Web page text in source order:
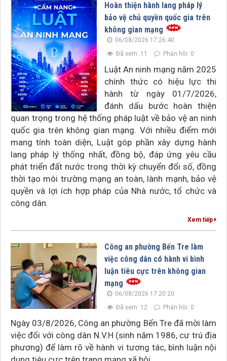
Hoàn thiện hành lang pháp lý
bảo vệ chủ quyền quốc gia trên
không gian mạng
06/08/2026 17:26:40
Đã xem: 11
Phản hồi: 0
Luật An ninh mạng năm 2025
chính thức có hiệu lực thi
hành từ ngày 01/7/2026,
đánh dấu bước hoàn thiện
quan trọng trong hệ thống pháp luật về bảo vệ an ninh
quốc gia trên không gian mạng. Với nhiều điểm mới
mang tính toàn diện, Luật góp phần xây dựng hành
lang pháp lý thống nhất, đồng bộ, đáp ứng yêu cầu
phát triển đất nước trong thời kỳ chuyển đổi số, đồng
thời tạo môi trường mạng an toàn, lành mạnh, bảo vệ
quyền và lợi ích hợp pháp của Nhà nước, tổ chức và
công dân.
Xem tiếp
Công an phường Bến Tre làm
việc công dân có hành vi bình
luận tiêu cực trên không gian
mạng
06/08/2026 17:20:20
Đã xem: 12
Phản hồi: 0
Ngày 03/8/2026, Công an phường Bến Tre đã mời làm
việc đối với công dân N.V.H (sinh năm 1986, cư trú địa
phương) để làm rõ về hành vi tương tác, bình luận nội